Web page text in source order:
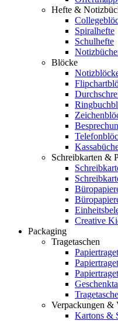
Hefte &
Spiralhefte
Schulhefte
Blöcke
Schreibkarten &
Creative
Packaging
Tragetaschen
Verpackungen &
Kartons &